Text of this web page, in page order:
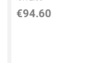
€94.60